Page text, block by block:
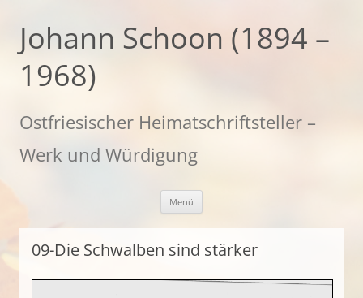
springen
Johann Schoon (1894 –
1968)
Ostfriesischer Heimatschriftsteller –
Werk und Würdigung
Menü
09-Die Schwalben sind stärker